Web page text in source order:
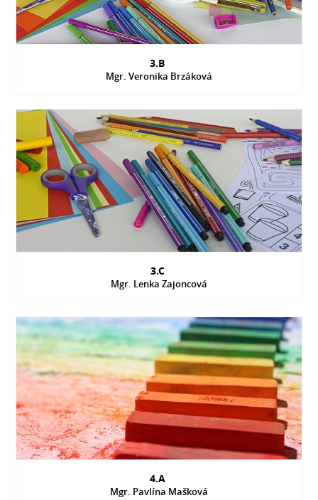
3.B
Mgr. Veronika Brzáková
3.C
Mgr. Lenka Zajoncová
4.A
Mgr. Pavlína Mašková